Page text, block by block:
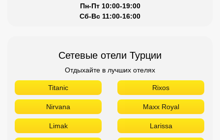
Пн-Пт 10:00-19:00
Сб-Вс 11:00-16:00
Сетевые отели Турции
Отдыхайте в лучших отелях
Titanic Rixos
Nirvana Maxx Royal
Limak Larissa